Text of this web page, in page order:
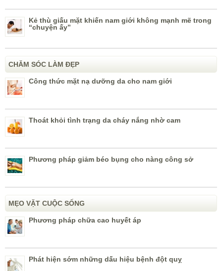
Kẻ thù giấu mặt khiến nam giới không mạnh mẽ trong
“chuyện ấy”
CHĂM SÓC LÀM ĐẸP
Công thức mặt nạ dưỡng da cho nam giới
Thoát khỏi tình trạng da cháy nắng nhờ cam
Phương pháp giảm béo bụng cho nàng công sở
MẸO VẶT CUỘC SỐNG
Phương pháp chữa cao huyết áp
Phát hiện sớm những dấu hiệu bệnh đột quỵ